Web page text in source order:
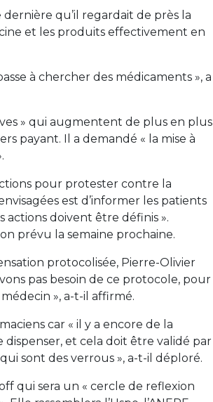
qu’il regardait de près la
et les produits effectivement en
à chercher des médicaments », a
» qui augmentent de plus en plus
payant. Il a demandé « la mise à
pour protester contre la
est d’informer les patients
actions doivent être définis ».
prévu la semaine prochaine.
protocolisée, Pierre-Olivier
pas besoin de ce protocole, pour
», a-t-il affirmé.
car « il y a encore de la
et cela doit être validé par
sont des verrous », a-t-il déploré.
qui sera un « cercle de reflexion